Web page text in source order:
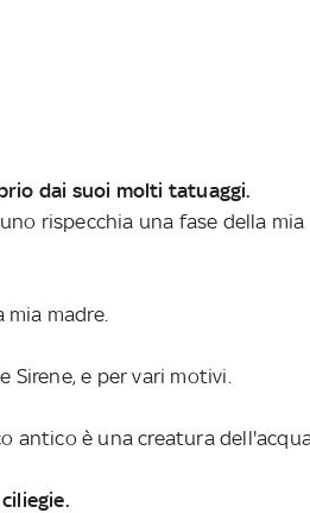
dai suoi molti tatuaggi.
rispecchia una fase della
madre.
Sirene, e per vari motivi.
antico è una creatura